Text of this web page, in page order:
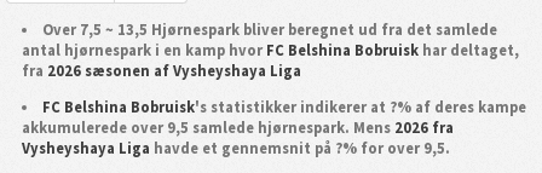
Over 7,5 ~ 13,5 Hjørnespark bliver beregnet ud fra det samlede
antal hjørnespark i en kamp hvor FC Belshina Bobruiskhar deltaget,
fra 2026 sæsonen af Vysheyshaya Liga
FC Belshina Bobruisk's statistikker indikerer at ?% af deres kampe
akkumulerede over 9,5 samlede hjørnespark. Mens 2026 fra
Vysheyshaya Liga havde et gennemsnit på ?% for over 9,5.